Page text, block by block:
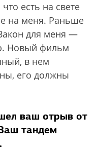
есть на свете
на меня. Раньше
для меня —
Новый фильм
в нем
его должны
ваш отрыв от
тандем